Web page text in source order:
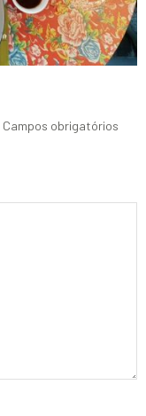
Campos obrigatórios